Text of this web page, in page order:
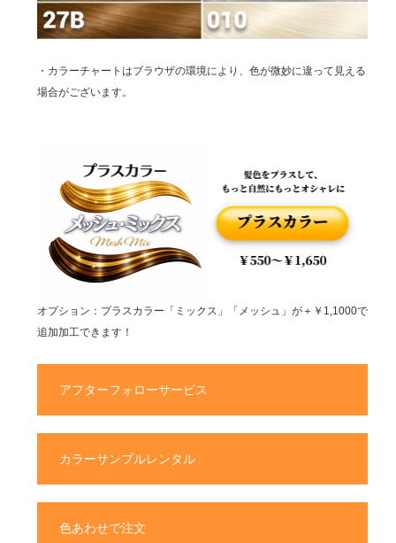
・カラーチャートはブラウザの環境により、色が微妙に違って見える
場合がございます。
オプション：プラスカラー「ミックス」「メッシュ」が＋￥1,1000で
追加加工できます！
アフターフォローサービス
カラーサンプルレンタル
色あわせで注文